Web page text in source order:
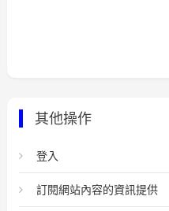
其他操作
登入
訂閱網站內容的資訊提供